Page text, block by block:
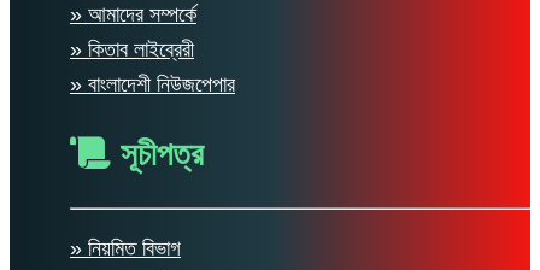
» আমাদের সম্পর্কে
» কিতাব লাইব্রেরী
» বাংলাদেশী নিউজপেপার
সূচীপত্র
» নিয়মিত বিভাগ